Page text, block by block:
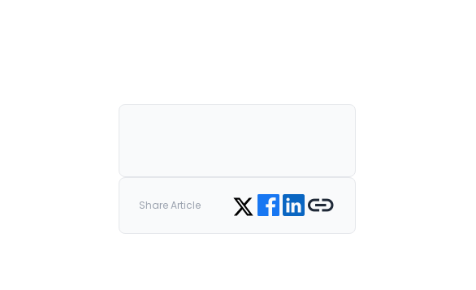
Share Article Share on Twitter
Share on Facebook
Share on LinkedIn
Copy link